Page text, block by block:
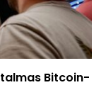
Bitcoin-